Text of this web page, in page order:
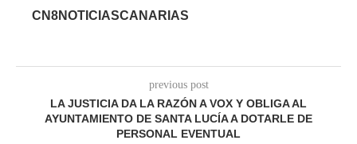
CN8NOTICIASCANARIAS
previous post
LA JUSTICIA DA LA RAZÓN A VOX Y OBLIGA AL
AYUNTAMIENTO DE SANTA LUCÍA A DOTARLE DE
PERSONAL EVENTUAL